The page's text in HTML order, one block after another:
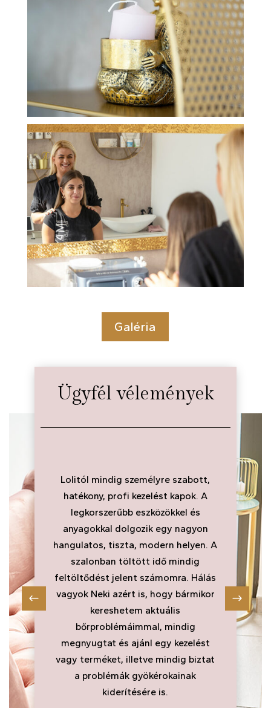
Galéria
Ügyfél vélemények
és
Lolitól mindig személyre szabott,
hatékony, profi kezelést kapok. A
legkorszerűbb eszközökkel és
anyagokkal dolgozik egy nagyon
hangulatos, tiszta, modern helyen. A
szalonban töltött idő mindig
feltöltődést jelent számomra. Hálás
vagyok Neki azért is, hogy bármikor
kereshetem aktuális
bőrproblémáimmal, mindig
megnyugtat és ajánl egy kezelést
vagy terméket, illetve mindig biztat
a problémák gyökérokainak
kiderítésére is.
és